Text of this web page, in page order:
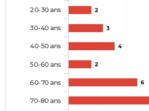
2
3
4
2
6
20-30 ans
30-40 ans
40-50 ans
50-60 ans
60-70 ans
70-80 ans